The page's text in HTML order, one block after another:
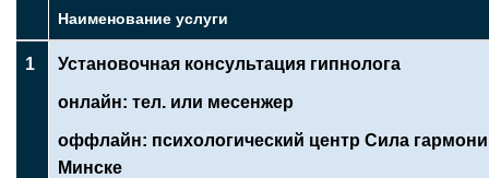
Наименование услуги
1 Установочная консультация гипнолога
онлайн: тел. или месенжер
оффлайн: психологический центр Сила
Минске